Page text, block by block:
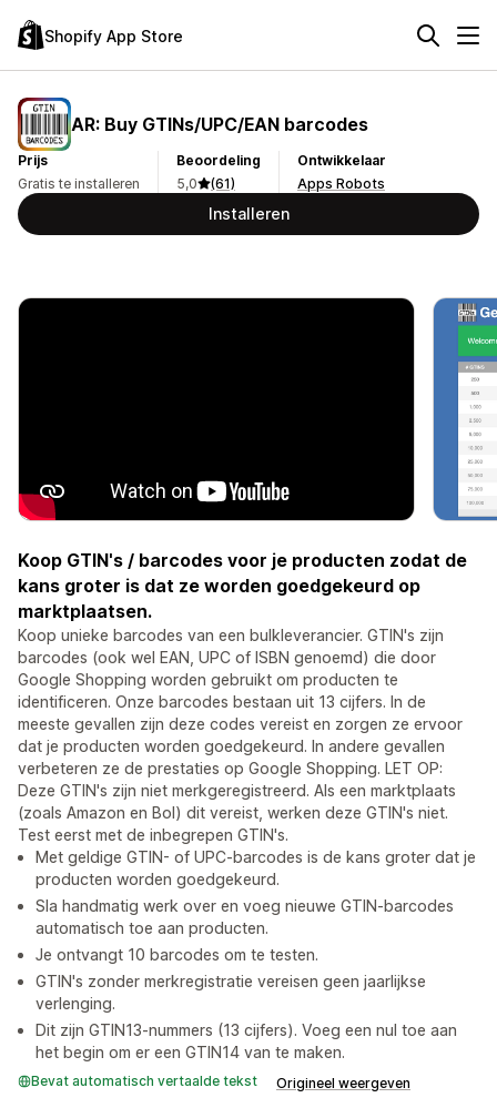
Shopify App Store
AR: Buy GTINs/UPC/EAN barcodes
Prijs
Gratis te installeren
Beoordeling
5,0
(61)
Ontwikkelaar
Apps Robots
Installeren
Koop GTIN's / barcodes voor je producten zodat de
kans groter is dat ze worden goedgekeurd op
marktplaatsen.
Koop unieke barcodes van een bulkleverancier. GTIN's zijn
barcodes (ook wel EAN, UPC of ISBN genoemd) die door
Google Shopping worden gebruikt om producten te
identificeren. Onze barcodes bestaan uit 13 cijfers. In de
meeste gevallen zijn deze codes vereist en zorgen ze ervoor
dat je producten worden goedgekeurd. In andere gevallen
verbeteren ze de prestaties op Google Shopping. LET OP:
Deze GTIN's zijn niet merkgeregistreerd. Als een marktplaats
(zoals Amazon en Bol) dit vereist, werken deze GTIN's niet.
Test eerst met de inbegrepen GTIN's.
Met geldige GTIN- of UPC-barcodes is de kans groter dat je
producten worden goedgekeurd.
Sla handmatig werk over en voeg nieuwe GTIN-barcodes
automatisch toe aan producten.
Je ontvangt 10 barcodes om te testen.
GTIN's zonder merkregistratie vereisen geen jaarlijkse
verlenging.
Dit zijn GTIN13-nummers (13 cijfers). Voeg een nul toe aan
het begin om er een GTIN14 van te maken.
Bevat automatisch vertaalde tekst Origineel weergeven